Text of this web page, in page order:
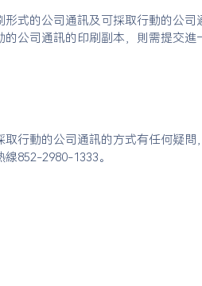
式的公司通訊及可採取行動的公
公司通訊的印刷副本，則需提交進
行動的公司通訊的方式有任何疑
852-2980-1333。